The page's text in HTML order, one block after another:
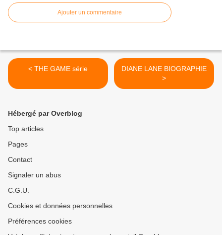
Ajouter un commentaire
< THE GAME série
DIANE LANE BIOGRAPHIE
>
Hébergé par Overblog
Top articles
Pages
Contact
Signaler un abus
C.G.U.
Cookies et données personnelles
Préférences cookies